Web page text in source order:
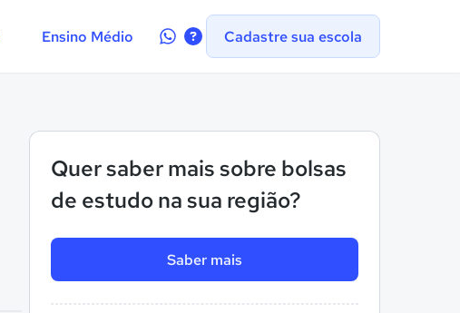
Ensino Médio
Contate-Cadastre sua escola
Quer saber mais sobre bolsas
de estudo na sua região?
Saber mais